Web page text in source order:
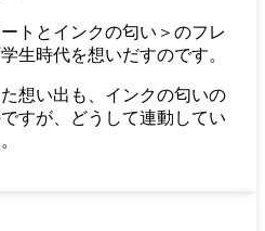
トとインクの匂い＞のフレ
生時代を想いだすのです。
想い出も、インクの匂いの
すが、どうして連動してい